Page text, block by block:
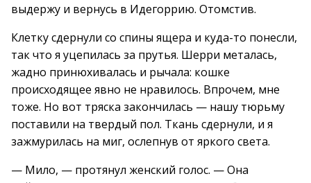
выдержу и вернусь в Идегоррию. Отомстив.
Клетку сдернули со спины ящера и куда-то понесли,
так что я уцепилась за прутья. Шерри металась,
жадно принюхивалась и рычала: кошке
происходящее явно не нравилось. Впрочем, мне
тоже. Но вот тряска закончилась — нашу тюрьму
поставили на твердый пол. Ткань сдернули, и я
зажмурилась на миг, ослепнув от яркого света.
— Мило, — протянул женский голос. — Она